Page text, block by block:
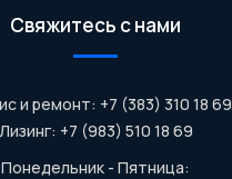
Свяжитесь с нами
и ремонт: +7 (383) 310 18 69
Лизинг: +7 (983) 510 18 69
Понедельник - Пятница: